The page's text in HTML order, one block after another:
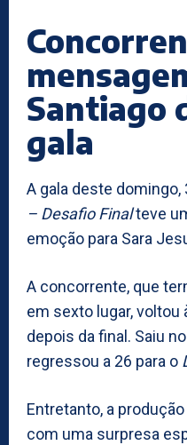
Santiago
gala
A gala deste domingo,
– Desafio Finalteve
emoção para Sara
A concorrente, que
em sexto lugar, voltou
depois da final. Saiu
regressou a 26 para o
Entretanto, a
com uma surpresa